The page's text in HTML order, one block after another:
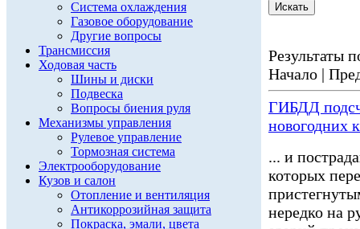
Система охлаждения
Газовое оборудование
Другие вопросы
Трансмиссия
Ходовая часть
Шины и диски
Подвеска
Вопросы биения руля
Механизмы управления
Рулевое управление
Тормозная система
Электрооборудование
Кузов и салон
Отопление и вентиляция
Антикоррозийная защита
Покраска, эмали, цвета
Результаты
Начало |
ГИБДД
новогодних
... и
которых
нередко на